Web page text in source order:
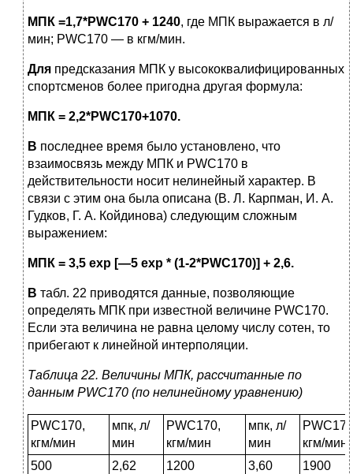
МПК =1,7*PWC170 + 1240, где МПК выражается в л/
мин; PWC170 — в кгм/мин.
Для предсказания МПК у высококвалифицированных
спортсменов более пригодна другая формула:
МПК = 2,2*PWC170+1070.
В последнее время было установлено, что
взаимосвязь между МПК и PWC170 в
действительности носит нелинейный характер. В
связи с этим она была описана (В. Л. Карпман, И. А.
Гудков, Г. А. Койдинова) следующим сложным
выражением:
МПК = 3,5 ехр [—5 ехр * (1-2*PWC170)] + 2,6.
В табл. 22 приводятся данные, позволяющие
определять МПК при известной величине PWC170.
Если эта величина не равна целому числу сотен, то
прибегают к линейной интерполяции.
Таблица 22. Величины МПК, рассчитанные по
данным PWC170 (по нелинейному уравнению)
PWC170,
кгм/мин
мпк, л/
мин
PWC170,
кгм/мин
мпк, л/
мин
кгм/мин
500
2,62 1200 3,60
1900